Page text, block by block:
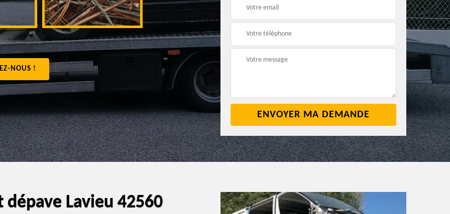
NOUS !
Lavieu 42560